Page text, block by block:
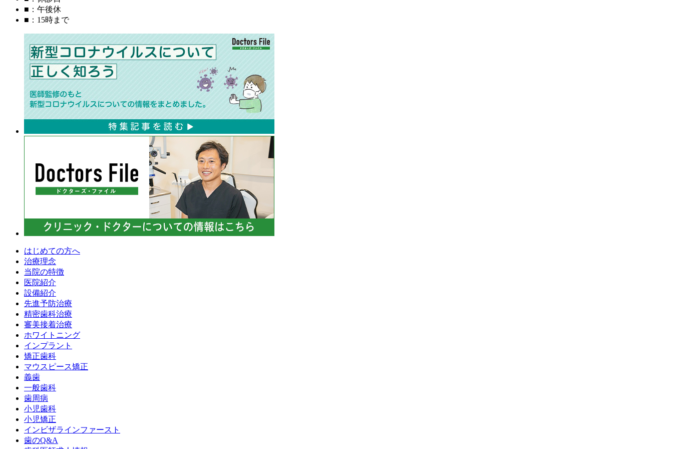
■ ：午後休
■ ：15時まで
はじめての方へ
治療理念
当院の特徴
医院紹介
設備紹介
先進予防治療
精密歯科治療
審美接着治療
ホワイトニング
インプラント
矯正歯科
マウスピース矯正
義歯
一般歯科
歯周病
小児歯科
小児矯正
インビザラインファースト
歯のQ&A